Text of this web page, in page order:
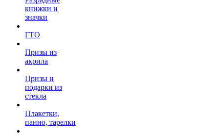
книжки и
значки
ГТО
Призы из
акрила
Призы и
подарки из
стекла
Плакетки,
панно, тарелки